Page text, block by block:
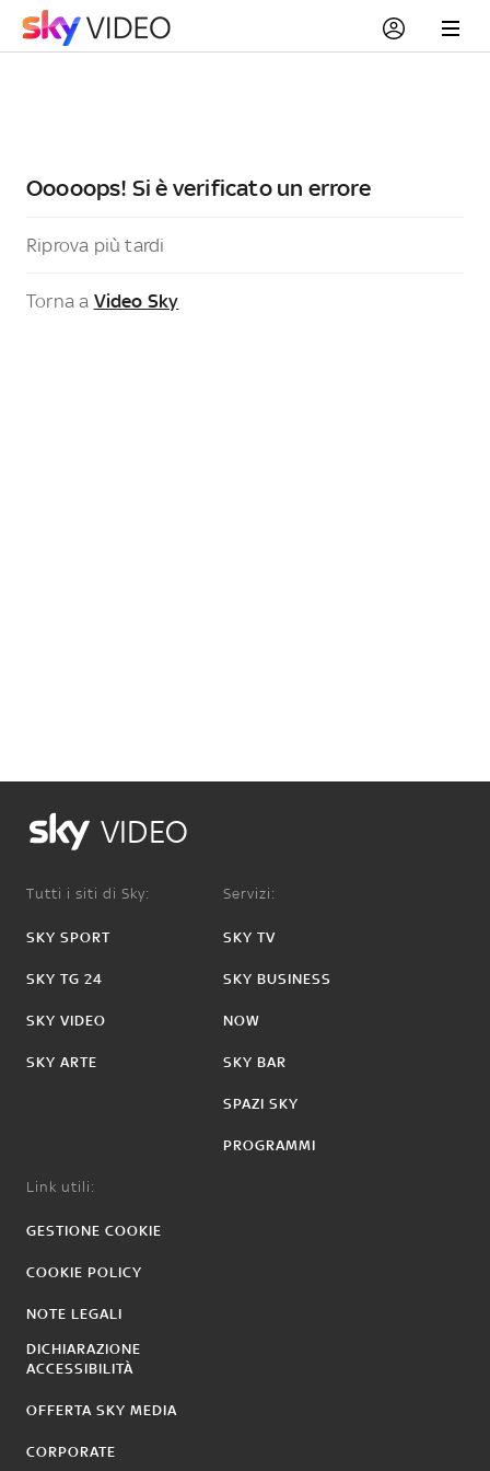
Ooooops! Si è verificato un errore
Riprova più tardi
Torna a Video Sky
VIDEO
Tutti i siti di Sky:
SKY SPORT
SKY TG 24
SKY VIDEO
SKY ARTE
Servizi:
SKY TV
SKY BUSINESS
NOW
SKY BAR
SPAZI SKY
PROGRAMMI
Link utili:
GESTIONE COOKIE
COOKIE POLICY
NOTE LEGALI
DICHIARAZIONE
ACCESSIBILITÀ
OFFERTA SKY MEDIA
CORPORATE